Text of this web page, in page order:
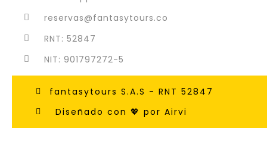
reservas@fantasytours.co
RNT: 52847
NIT: 901797272-5
fantasytours S.A.S - RNT 52847
Diseñado con 💖 por Airvi